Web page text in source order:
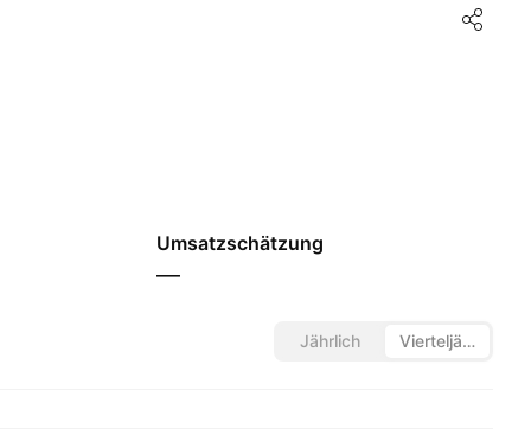
Umsatzschätzung
—
Jährlich Vierteljährlich